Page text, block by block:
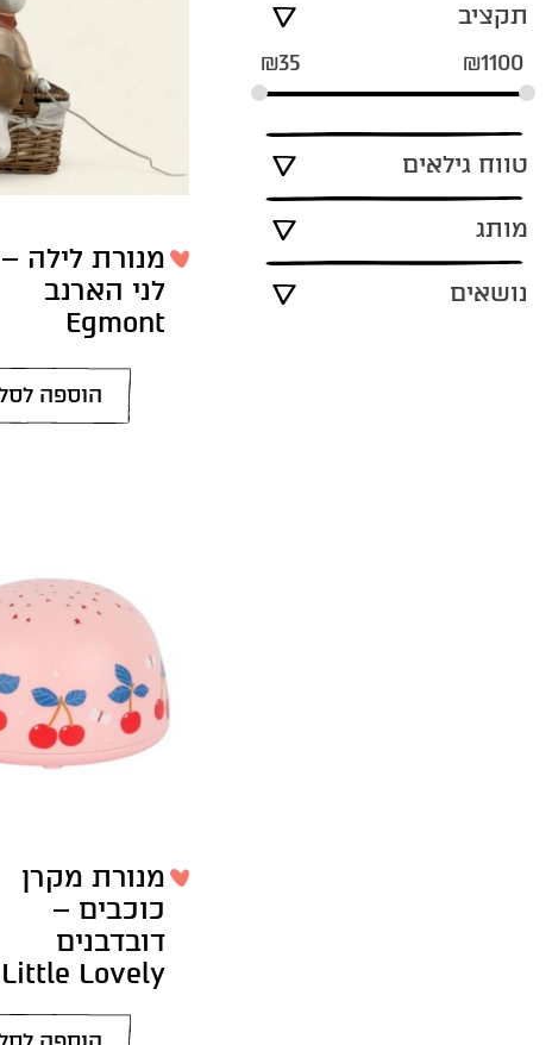
תקציב
₪35 ₪1100
טווח גילאים
מותג
נושאים
מנורת לילה –
לני הארנב
Egmont
הוספה
מנורת מקרן
כוכבים –
דובדבנים
Little Lovely